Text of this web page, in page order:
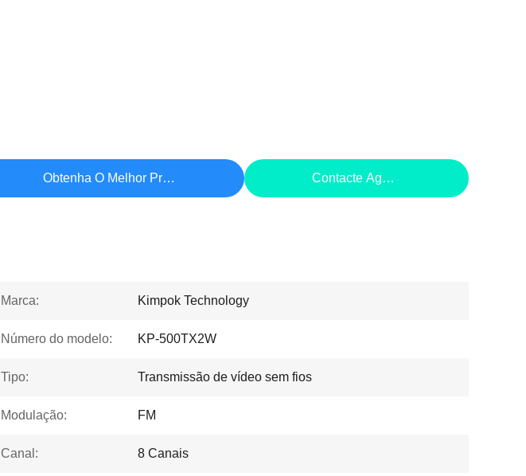
Obtenha O Melhor Preço Contacte Agora
Marca: Kimpok Technology
Número do modelo: KP-500TX2W
Tipo: Transmissão de vídeo sem fios
Modulação: FM
Canal: 8 Canais